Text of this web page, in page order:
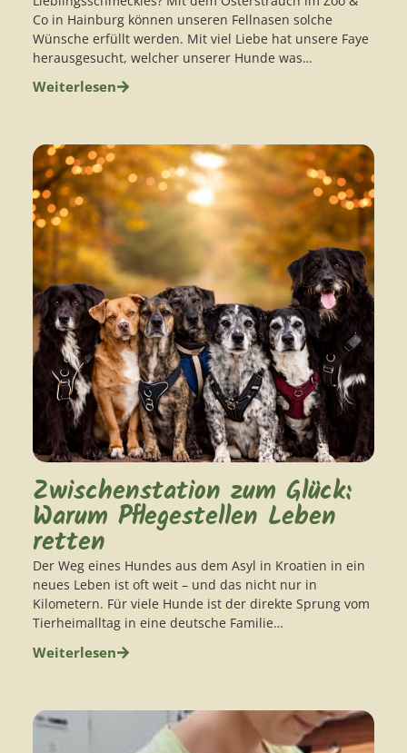
Co in Hainburg können unseren Fellnasen solche
Wünsche erfüllt werden. Mit viel Liebe hat unsere Faye
herausgesucht, welcher unserer Hunde was…
Weiterlesen
Zwischenstation zum Glück:
Warum Pflegestellen Leben
retten
Der Weg eines Hundes aus dem Asyl in Kroatien in ein
neues Leben ist oft weit – und das nicht nur in
Kilometern. Für viele Hunde ist der direkte Sprung vom
Tierheimalltag in eine deutsche Familie…
Weiterlesen